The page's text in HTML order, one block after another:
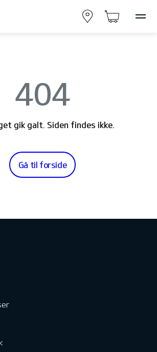
404
gik galt. Siden findes ikke.
Gå til forside